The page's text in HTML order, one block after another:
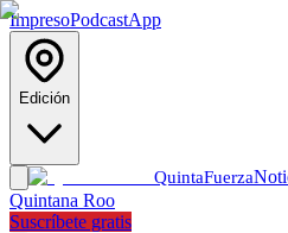
ImpresoPodcastApp
Edición
QuintaFuerza
Quintana Roo
Suscríbete gratis